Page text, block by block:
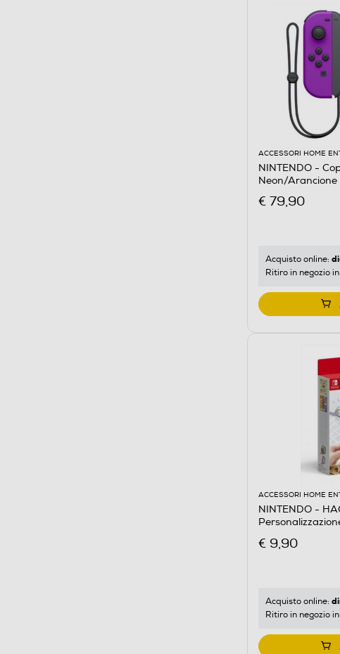
ACCESSORI HOME
NINTENDO -
Neon/Arancione
€ 79,90
Acquisto online:
Ritiro in negozio
ACCESSORI HOME
NINTENDO -
€ 9,90
Acquisto online:
Ritiro in negozio